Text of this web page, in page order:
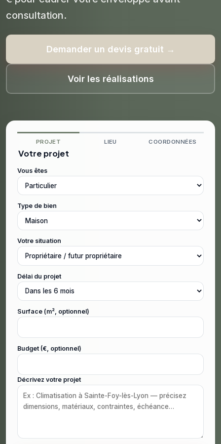
consultation.
Demander un devis gratuit →
Voir les réalisations
PROJET LIEU COORDONNÉES
Votre projet
Vous êtes
Type de bien
Votre situation
Délai du projet
Surface (m², optionnel)
Budget (€, optionnel)
Décrivez votre projet